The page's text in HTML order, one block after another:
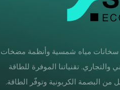
توفر SIDITE Energy سخانات مياه شمسية وأنظمة مضخات
والتجاري. تقنياتنا الموفرة للطاقة
من البصمة الكربونية وتوفّر الطاقة.